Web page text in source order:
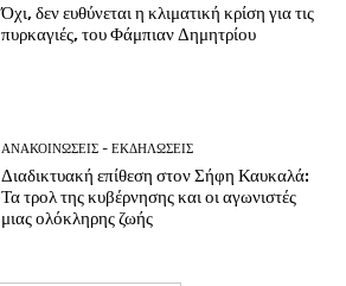
Όχι, δεν ευθύνεται η κλιματική κρίση για τις
πυρκαγιές, του Φάμπιαν Δημητρίου
ΑΝΑΚΟΙΝΩΣΕΙΣ - ΕΚΔΗΛΩΣΕΙΣ
Διαδικτυακή επίθεση στον Σήφη Καυκαλά:
Τα τρολ της κυβέρνησης και οι αγωνιστές
μιας ολόκληρης ζωής